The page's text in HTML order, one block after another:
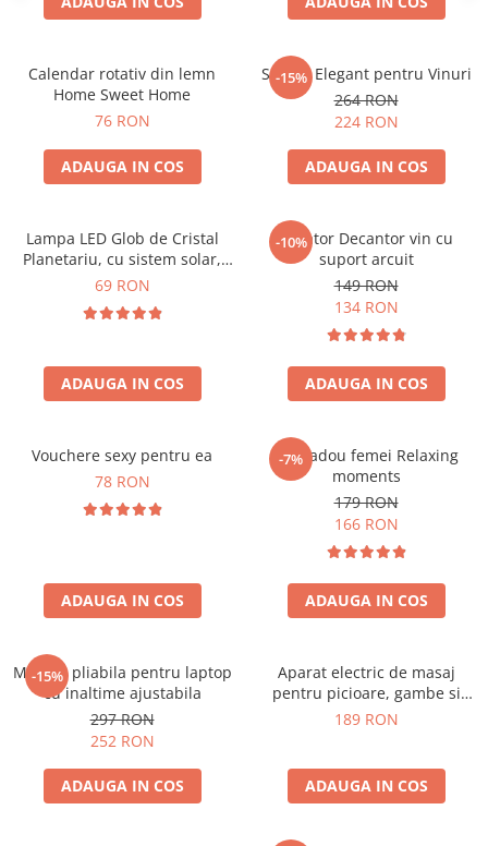
Calendar rotativ din lemn
Home Sweet Home
76 RON
ADAUGA IN COS
-15%
Suport Elegant pentru Vinuri
264 RON
224 RON
ADAUGA IN COS
Lampa LED Glob de Cristal
Planetariu, cu sistem solar,
cadou captivant
69 RON
ADAUGA IN COS
-10%
Aerator Decantor vin cu
suport arcuit
149 RON
134 RON
ADAUGA IN COS
Vouchere sexy pentru ea
78 RON
ADAUGA IN COS
-7%
Set cadou femei Relaxing
moments
179 RON
166 RON
ADAUGA IN COS
-15%
Masuta pliabila pentru laptop
cu inaltime ajustabila
297 RON
252 RON
ADAUGA IN COS
Aparat electric de masaj
pentru picioare, gambe si
brate
189 RON
ADAUGA IN COS